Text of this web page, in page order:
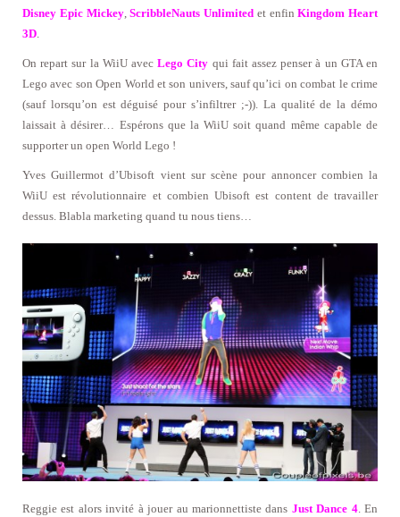
Disney Epic Mickey,ScribbleNauts Unlimited et enfinKingdom Heart
3D
On repart sur la WiiU avecLego City qui fait assez penser à un GTA en
Lego avec son Open World et son univers, sauf qu’ici on combat le crime
(sauf lorsqu’on est déguisé pour s’infiltrer ;-)). La qualité de la démo
laissait à désirer… Espérons que la WiiU soit quand même capable de
supporter un open World Lego !
Yves Guillermot d’Ubisoft vient sur scène pour annoncer combien la
WiiU est révolutionnaire et combien Ubisoft est content de travailler
dessus. Blabla marketing quand tu nous tiens…
Reggie est alors invité à jouer au marionnettiste dans Just Dance 4. En